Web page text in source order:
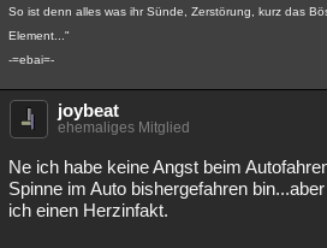
So ist denn alles was ihr Sünde, Zerstörung, kurz das
Element..."
-=ebai=-
joybeat
ehemaliges Mitglied
Ne ich habe keine Angst beim
Spinne im Auto bishergefahren
ich einen Herzinfakt.